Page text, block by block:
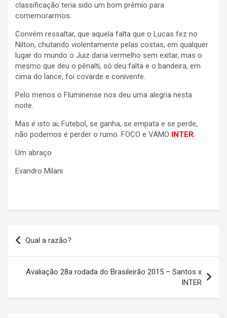
classificação teria sido um bom prêmio para
comemorarmos.
Convém ressaltar, que aquela falta que o Lucas fez no
Nilton, chutando violentamente pelas costas, em qualquer
lugar do mundo o Juiz daria vermelho sem exitar, mas o
mesmo que deu o pênalti, só deu falta e o bandeira, em
cima do lance, foi covarde e conivente.
Pelo menos o Fluminense nos deu uma alegria nesta
noite.
Mas é isto ai, Futebol, se ganha, se empata e se perde,
não podemos é perder o rumo. FOCO e VAMO INTER.
Um abraço
Evandro Milani
Navegação
de
Post
Qual a razão?
Avaliação 28a rodada do Brasileirão 2015 – Santos x
INTER